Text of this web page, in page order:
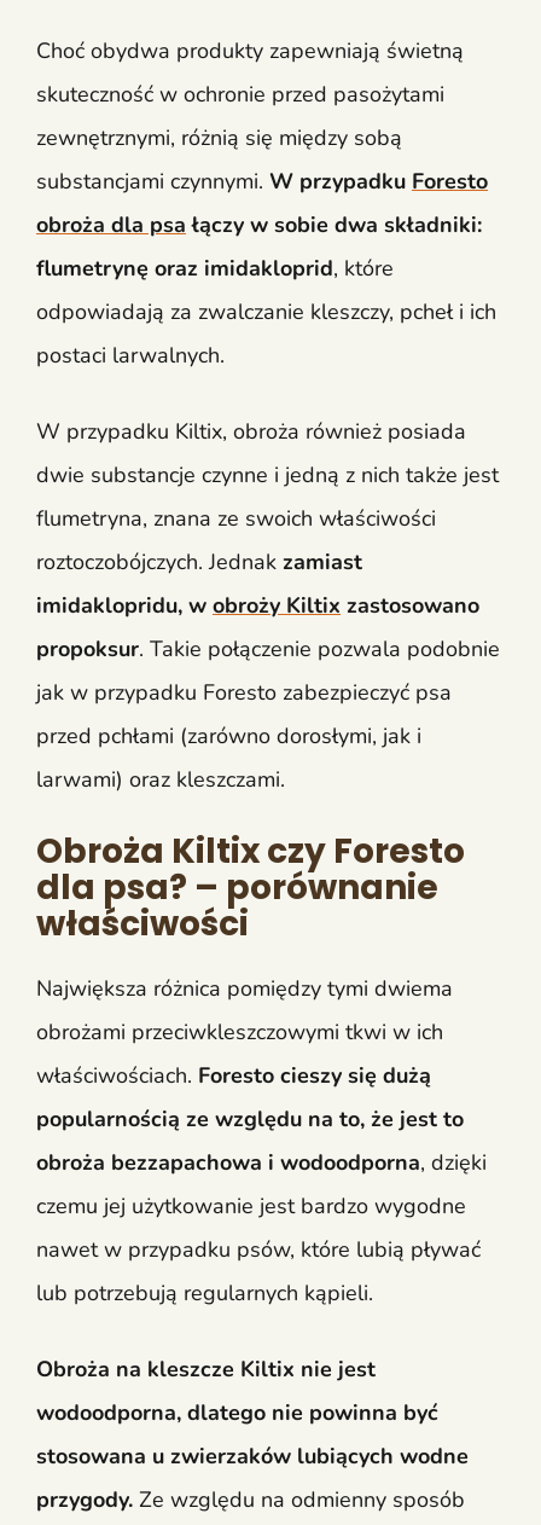
Choć obydwa produkty zapewniają świetną
skuteczność w ochronie przed pasożytami
zewnętrznymi, różnią się między sobą
substancjami czynnymi. W przypadku Foresto
obroża dla psa łączy w sobie dwa składniki:
flumetrynę oraz imidakloprid, które
odpowiadają za zwalczanie kleszczy, pcheł i ich
postaci larwalnych.
W przypadku Kiltix, obroża również posiada
dwie substancje czynne i jedną z nich także jest
flumetryna, znana ze swoich właściwości
roztoczobójczych. Jednak zamiast
imidaklopridu, w obroży Kiltix zastosowano
propoksur. Takie połączenie pozwala podobnie
jak w przypadku Foresto zabezpieczyć psa
przed pchłami (zarówno dorosłymi, jak i
larwami) oraz kleszczami.
Obroża Kiltix czy Foresto
dla psa? – porównanie
właściwości
Największa różnica pomiędzy tymi dwiema
obrożami przeciwkleszczowymi tkwi w ich
właściwościach. Foresto cieszy się dużą
popularnością ze względu na to, że jest to
obroża bezzapachowa i wodoodporna, dzięki
czemu jej użytkowanie jest bardzo wygodne
nawet w przypadku psów, które lubią pływać
lub potrzebują regularnych kąpieli.
Obroża na kleszcze Kiltix nie jest
wodoodporna, dlatego nie powinna być
stosowana u zwierzaków lubiących wodne
przygody. Ze względu na odmienny sposób